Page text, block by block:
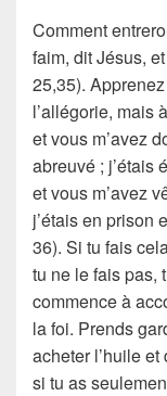
Comment
faim, dit Jésus,
25,35).
l’allégorie, mais
et vous m’avez
abreuvé ; j’étais
et vous m’avez
j’étais en prison
36). Si tu fais
tu ne le fais pas,
commence à
la foi. Prends
acheter l’huile
si tu as